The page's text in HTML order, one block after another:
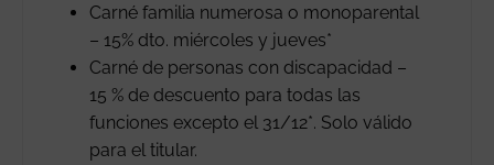
Carné familia numerosa o monoparental
– 15% dto. miércoles y jueves*
Carné de personas con discapacidad –
15 % de descuento para todas las
funciones excepto el 31/12*. Solo válido
para el titular.